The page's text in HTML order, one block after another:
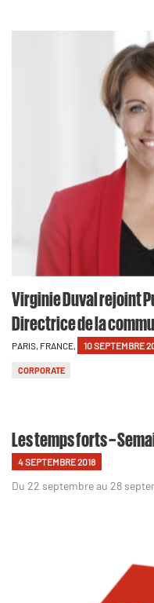
Virginie Duval rejoint
Directrice de la
PARIS, FRANCE, 10 SEPTEMBRE
CORPORATE
Les temps forts –
4 SEPTEMBRE 2018
Du 22 septembre au 28